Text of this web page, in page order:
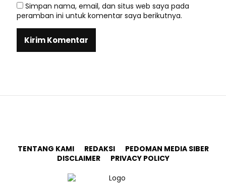
Simpan nama, email, dan situs web saya pada
peramban ini untuk komentar saya berikutnya.
TENTANG KAMI REDAKSI
PEDOMAN MEDIA SIBER
DISCLAIMER
PRIVACY POLICY